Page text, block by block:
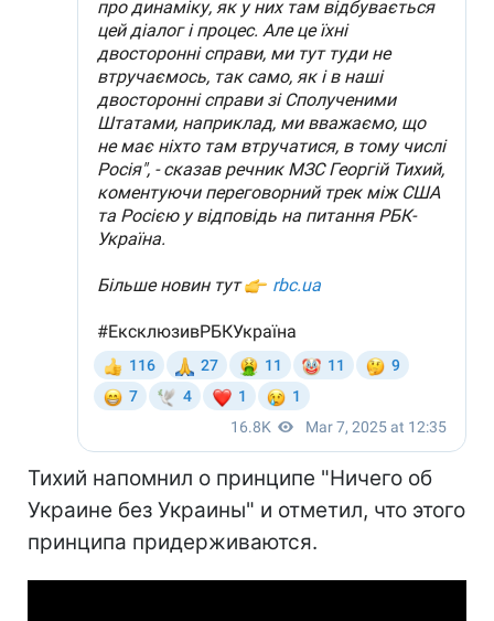
Тихий напомнил о принципе "Ничего об
Украине без Украины" и отметил, что этого
принципа придерживаются.